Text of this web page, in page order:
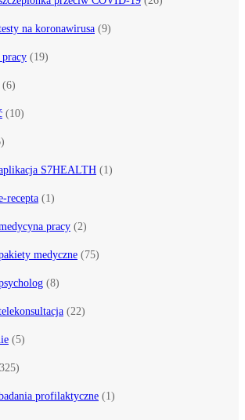
na koronawirusa (9)
pracy (19)
(6)
(10)
S7HEALTH (1)
recepta (1)
pracy (2)
medyczne (75)
(8)
(22)
(5)
profilaktyczne (1)